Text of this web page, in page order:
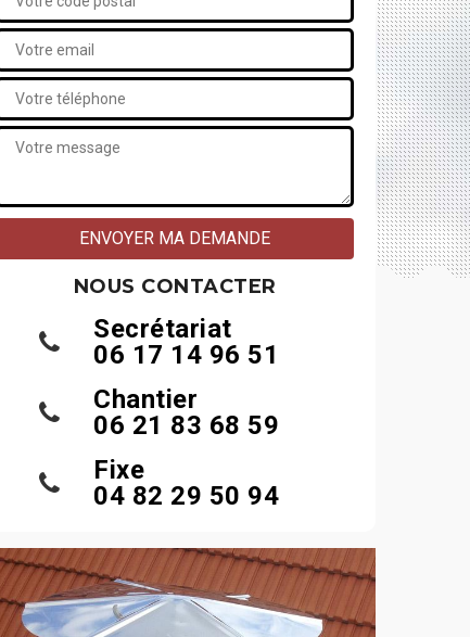
NOUS CONTACTER
Secrétariat
06 17 14 96 51
Chantier
06 21 83 68 59
Fixe
04 82 29 50 94